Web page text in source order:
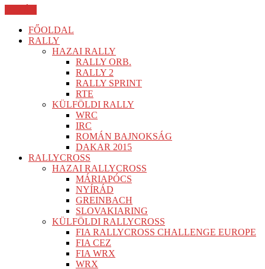
FŐOLDAL
RALLY
HAZAI RALLY
RALLY ORB.
RALLY 2
RALLY SPRINT
RTE
KÜLFÖLDI RALLY
WRC
IRC
ROMÁN BAJNOKSÁG
DAKAR 2015
RALLYCROSS
HAZAI RALLYCROSS
MÁRIAPÓCS
NYÍRÁD
GREINBACH
SLOVAKIARING
KÜLFÖLDI RALLYCROSS
FIA RALLYCROSS CHALLENGE EUROPE
FIA CEZ
FIA WRX
WRX